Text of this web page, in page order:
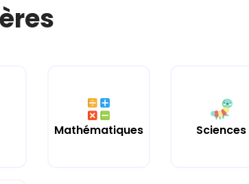
Mathématiques Sciences